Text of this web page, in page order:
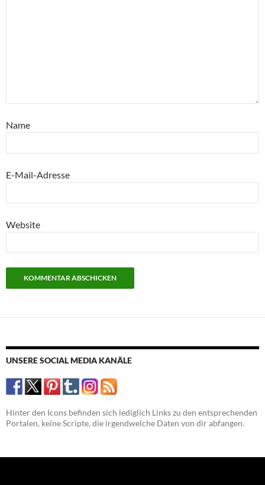
Name
E-Mail-Adresse
Website
UNSERE SOCIAL MEDIA KANÄLE
Hinter den Icons befinden sich lediglich Links zu den entsprechenden
Portalen, keine Scripte, die irgendwelche Daten von dir abfangen.